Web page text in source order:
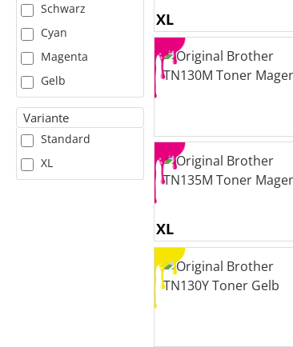
Schwarz
Cyan
Magenta
Gelb
Variante
Standard
XL
XL
XL